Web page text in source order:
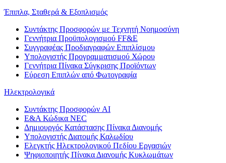
Έπιπλα, Σταθερά & Εξοπλισμός
Συντάκτης Προσφορών με Τεχνητή Νοημοσύνη
Γεννήτρια Προϋπολογισμού FF&E
Συγγραφέας Προδιαγραφών Επιπλίσμου
Υπολογιστής Προγραμματισμού Χώρου
Γεννήτρια Πίνακα Σύγκρισης Προϊόντων
Εύρεση Επιπλών από Φωτογραφία
Ηλεκτρολογικά
Συντάκτης Προσφορών AI
Ε&Α Κώδικα NEC
Δημιουργός Κατάστασης Πίνακα Διανομής
Υπολογιστής Διατομής Καλωδίου
Ελεγκτής Ηλεκτρολογικού Πεδίου Εργασιών
Ψηφιοποιητής Πίνακα Διανομής Κυκλωμάτων